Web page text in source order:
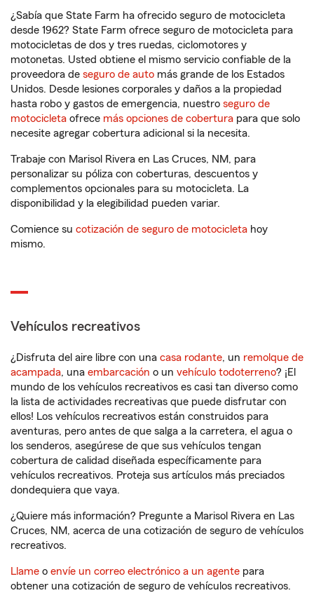
¿Sabía que State Farm ha ofrecido seguro de motocicleta
desde 1962? State Farm ofrece seguro de motocicleta para
motocicletas de dos y tres ruedas, ciclomotores y
motonetas. Usted obtiene el mismo servicio confiable de la
proveedora de seguro de auto más grande de los Estados
Unidos. Desde lesiones corporales y daños a la propiedad
hasta robo y gastos de emergencia, nuestro seguro de
motocicleta ofrece más opciones de cobertura para que solo
necesite agregar cobertura adicional si la necesita.
Trabaje con Marisol Rivera en Las Cruces, NM, para
personalizar su póliza con coberturas, descuentos y
complementos opcionales para su motocicleta. La
disponibilidad y la elegibilidad pueden variar.
Comience su cotización de seguro de motocicleta hoy
mismo.
Vehículos recreativos
¿Disfruta del aire libre con una casa rodante, un remolque de
acampada, una embarcación o un vehículo todoterreno? ¡El
mundo de los vehículos recreativos es casi tan diverso como
la lista de actividades recreativas que puede disfrutar con
ellos! Los vehículos recreativos están construidos para
aventuras, pero antes de que salga a la carretera, el agua o
los senderos, asegúrese de que sus vehículos tengan
cobertura de calidad diseñada específicamente para
vehículos recreativos. Proteja sus artículos más preciados
dondequiera que vaya.
¿Quiere más información? Pregunte a Marisol Rivera en Las
Cruces, NM, acerca de una cotización de seguro de vehículos
recreativos.
Llame o envíe un correo electrónico a un agente para
obtener una cotización de seguro de vehículos recreativos.